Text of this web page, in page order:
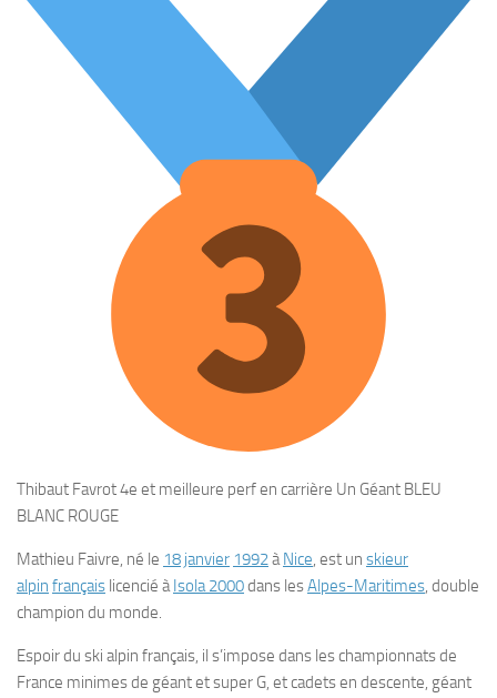
Thibaut Favrot 4e et meilleure perf en carrière Un Géant BLEU
BLANC ROUGE
Mathieu Faivre, né le 18 janvier 1992àNice, est un skieur
alpin français licencié àIsola 2000dans lesAlpes-Maritimes, double
champion du monde.
Espoir du ski alpin français, il s’impose dans les championnats de
France minimes de géant et super G, et cadets en descente, géant